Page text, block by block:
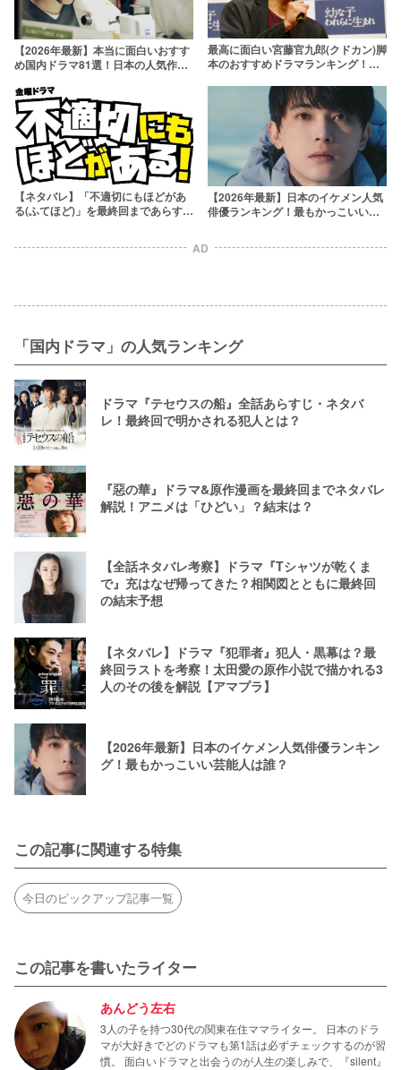
【2026年最新】本当に面白いおすす
め国内ドラマ81選！日本の人気作品
最高に面白い宮藤官九郎(クドカン)脚
本のおすすめドラマランキング！人
【ネタバレ】「不適切にもほどがあ
る(ふてほど)」を最終回まであらすじ
【2026年最新】日本のイケメン人気
俳優ランキング！最もかっこいい芸
AD
「国内ドラマ」の人気ランキング
ドラマ『テセウスの船』全話あらすじ・ネタバ
レ！最終回で明かされる犯人とは？
『惡の華』ドラマ&原作漫画を最終回までネタバレ
解説！アニメは「ひどい」？結末は？
【全話ネタバレ考察】ドラマ『Tシャツが乾くま
で』充はなぜ帰ってきた？相関図とともに最終回
の結末予想
【ネタバレ】ドラマ『犯罪者』犯人・黒幕は？最
終回ラストを考察！太田愛の原作小説で描かれる3
人のその後を解説【アマプラ】
【2026年最新】日本のイケメン人気俳優ランキン
グ！最もかっこいい芸能人は誰？
この記事に関連する特集
今日のピックアップ記事一覧
この記事を書いたライター
あんどう左右
3人の子を持つ30代の関東在住ママライター。 日本のドラ
マが大好きでどのドラマも第1話は必ずチェックするのが習
慣。 面白いドラマと出会うのが人生の楽しみで、『silent』